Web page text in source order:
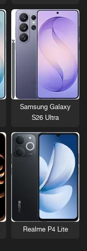
Samsung Galaxy
S26 Ultra
Realme P4 Lite